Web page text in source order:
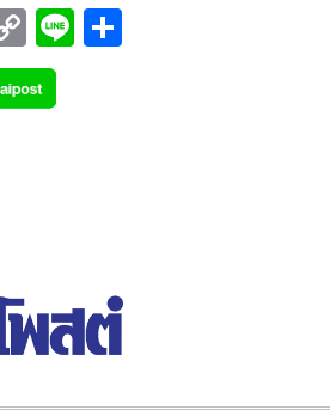
C
o
p
Li